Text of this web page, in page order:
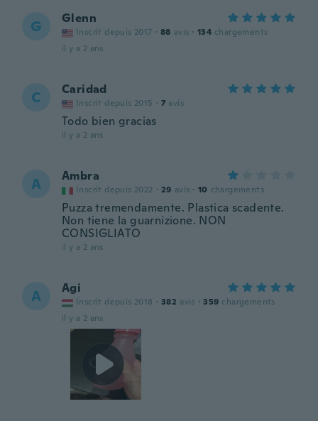
G Glenn
Inscrit depuis 2017 · 88 avis · 134 chargements
il y a 2 ans
C Caridad
Inscrit depuis 2015 · 7 avis
Todo bien gracias
il y a 2 ans
A Ambra
Inscrit depuis 2022 · 29 avis · 10 chargements
Puzza tremendamente. Plastica scadente.
Non tiene la guarnizione. NON
CONSIGLIATO
il y a 2 ans
A Agi
Inscrit depuis 2018 · 382 avis · 359 chargements
il y a 2 ans